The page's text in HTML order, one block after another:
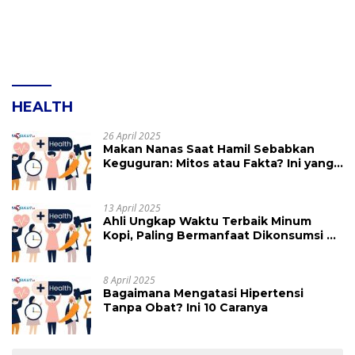
HEALTH
26 April 2025
Makan Nanas Saat Hamil Sebabkan
Keguguran: Mitos atau Fakta? Ini yang
13 April 2025
Ahli Ungkap Waktu Terbaik Minum
Kopi, Paling Bermanfaat Dikonsumsi di
8 April 2025
Bagaimana Mengatasi Hipertensi
Tanpa Obat? Ini 10 Caranya